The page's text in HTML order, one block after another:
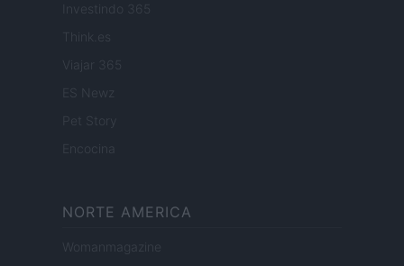
Investindo 365
Think.es
Viajar 365
ES Newz
Encocina
NORTE AMERICA
Womanmagazine